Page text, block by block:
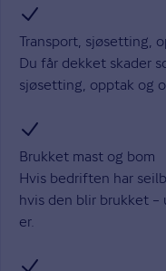
Transport, sjøsetting,
Du får dekket skader
sjøsetting, opptak og
Brukket mast og bom
Hvis bedriften har
hvis den blir brukket –
er.